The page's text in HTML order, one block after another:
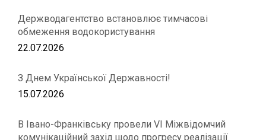
Держводагентство встановлює тимчасові
обмеження водокористування
22.07.2026
З Днем Української Державності!
15.07.2026
В Івано-Франківську провели VІ Міжвідомчий
комунікаційний захід щодо прогресу реалізації